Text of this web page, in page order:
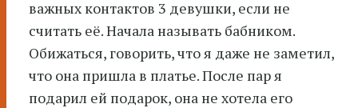
важных контактов 3 девушки, если не
считать её. Начала называть бабником.
Обижаться, говорить, что я даже не заметил,
что она пришла в платье. После пар я
подарил ей подарок, она не хотела его